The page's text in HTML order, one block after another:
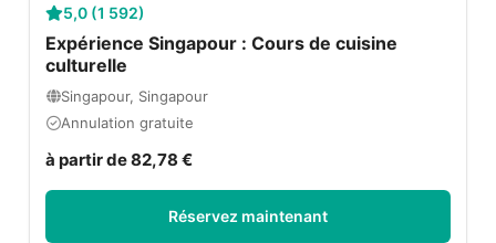
5,0 (1 592)
Expérience Singapour : Cours de cuisine
culturelle
Singapour, Singapour
Annulation gratuite
à partir de 82,78 €
Réservez maintenant